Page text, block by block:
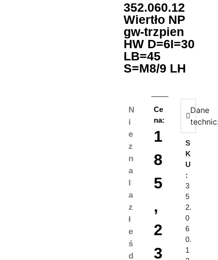
352.060.12
Wiertło NP
gw-trzpien
HW D=6I=30
LB=45
S=M8/9 LH
N
i
e
z
n
a
l
a
z
ł
e
ś
d
Ce
na:
1
8
5
,
2
3
Dane
S
K
U
:
3
5
2.
0
6
0.
1